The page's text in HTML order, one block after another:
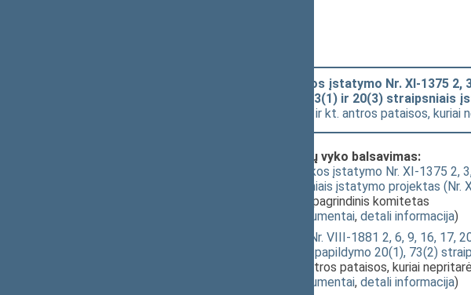
Atsinaujinančių išteklių energetikos įstatymo Nr. XI-1375 2,
pakeitimo ir Įstatymo papildymo 13(1) ir 20(3) straipsniais
Seimo narių L. Savicko, A. Stončaičio ir kt. antros pataisos,
Klausimai (svarstyti kartu), dėl kurių vyko balsavimas:
Atsinaujinančių išteklių energetikos įstatymo Nr. XI-1375 2,
papildymo 13(1) ir 20(3) straipsniais įstatymo projektas (Nr.
antros pataisos, kuriai nepritarė pagrindinis komitetas
susiję dokumentai, detali informacija)
Elektros energetikos įstatymo Nr. VIII-1881 2, 6, 9, 16, 17,
straipsnių pakeitimo ir Įstatymo papildymo 20(1), 73(2)
L. Savicko, A. Stončaičio ir kt. antros pataisos, kuriai
susiję dokumentai, detali informacija)